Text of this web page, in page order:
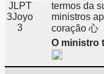
JLPT
3Joyo
3
termos da
ministros
coração 心
O ministro